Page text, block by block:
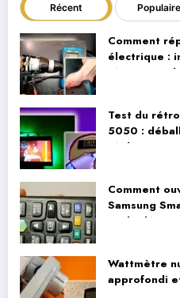
Récent
Comment
électrique :
réparation
Test du
5050 :
réels
Comment
Samsung
et de
Wattmètre
approfondi